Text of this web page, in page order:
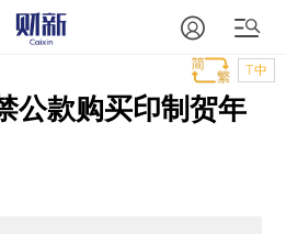
T中
公款购买印制贺年